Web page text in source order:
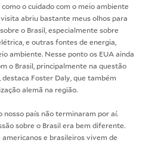
o cuidado com o meio ambiente
abriu bastante meus olhos para
o Brasil, especialmente sobre
e outras fontes de energia,
ambiente. Nesse ponto os EUA ainda
o Brasil, principalmente na questão
Foster Daly, que também
alemã na região.
nosso país não terminaram por aí.
sobre o Brasil era bem diferente.
americanos e brasileiros vivem de